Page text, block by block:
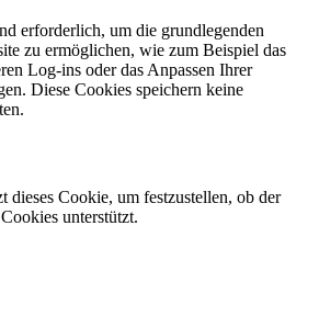
erforderlich, um die grundlegenden
zu ermöglichen, wie zum Beispiel das
Log-ins oder das Anpassen Ihrer
Diese Cookies speichern keine
dieses Cookie, um festzustellen, ob der
unterstützt.